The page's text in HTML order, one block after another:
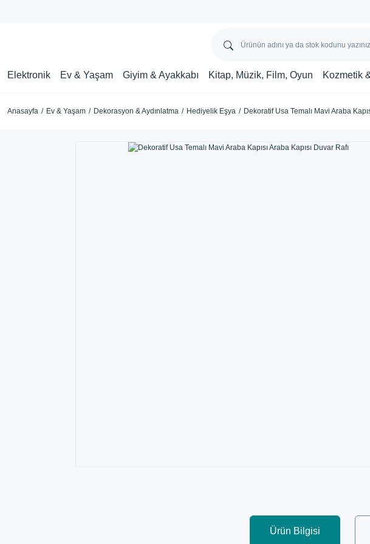
Elektronik Ev & Yaşam Giyim & Ayakkabı Kitap, Müzik, Film, Oyun Kozmetik
Anasayfa Ev & Yaşam Dekorasyon & Aydınlatma Hediyelik Eşya Dekoratif Usa Temalı Mavi Araba
Ürün Bilgisi